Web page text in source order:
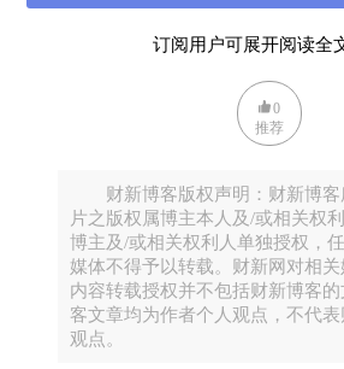
结合？这是理想状态，大部分人都
先生：谈到兴趣，会把我们做的
兴趣的事与不感兴趣的事，做两
先生：尼采说，幸福的人，是轻
的。对做的事情，不管是不是感
童子：这不是圣人吗？
先生：叶圣陶在《两法师》中对
订阅用户可展开阅读全
0
推荐
财新博客版权声明：财新博客
片之版权属博主本人及/或相关权
博主及/或相关权利人单独授权，
媒体不得予以转载。财新网对相
内容转载授权并不包括财新博客
客文章均为作者个人观点，不代
观点。